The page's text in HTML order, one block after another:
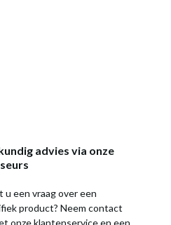
advies via onze
u een vraag over een
product? Neem contact
onze klantenservice en een